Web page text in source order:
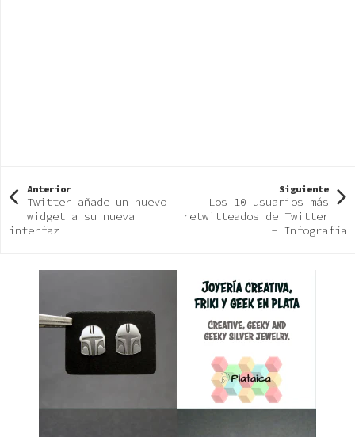
Anterior
Twitter añade un nuevo
widget a su nueva
interfaz
Siguiente
Los 10 usuarios más
retwitteados de Twitter
- Infografía